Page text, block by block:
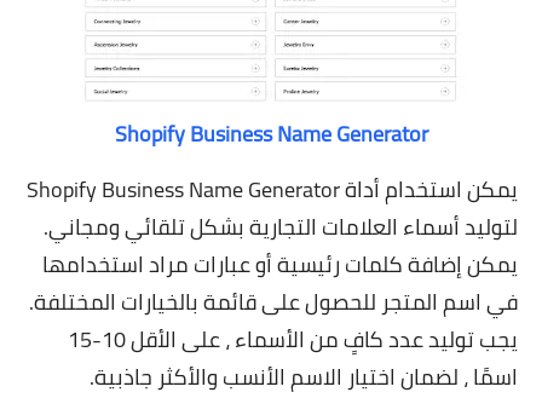
Shopify Business Name Generator
يمكن استخدام أداة Shopify Business Name Generator
لتوليد أسماء العلامات التجارية بشكل تلقائي ومجاني.
يمكن إضافة كلمات رئيسية أو عبارات مراد استخدامها
في اسم المتجر للحصول على قائمة بالخيارات المختلفة.
يجب توليد عدد كافٍ من الأسماء ، على الأقل 10-15
اسمًا ، لضمان اختيار الاسم الأنسب والأكثر جاذبية.